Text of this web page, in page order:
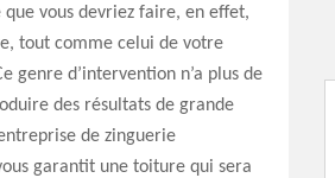
vous devriez faire, en effet,
tout comme celui de votre
genre d’intervention n’a plus de
des résultats de grande
de zinguerie
garantit une toiture qui sera